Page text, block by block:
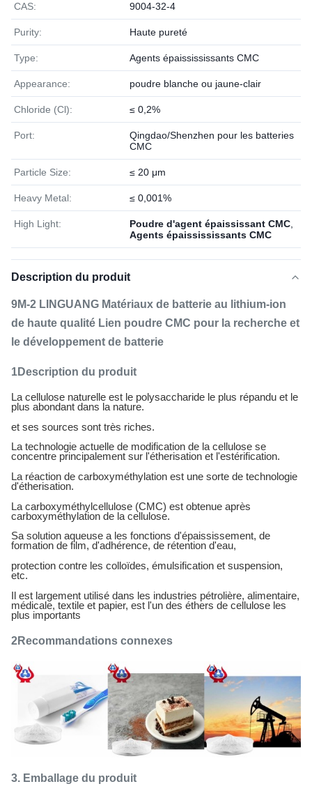
CAS: 9004-32-4
Purity: Haute pureté
Type: Agents épaissississants CMC
Appearance: poudre blanche ou jaune-clair
Chloride (Cl): ≤ 0,2%
Port:
Qingdao/Shenzhen pour les batteries
CMC
Particle Size: ≤ 20 μm
Heavy Metal: ≤ 0,001%
High Light: Poudre d'agent épaississant CMC
Agents épaissississants CMC
Description du produit
9M-2 LINGUANG Matériaux de batterie au lithium-ion
de haute qualité Lien poudre CMC pour la recherche et
le développement de batterie
1Description du produit
La cellulose naturelle est le polysaccharide le plus répandu et le
plus abondant dans la nature.
et ses sources sont très riches.
La technologie actuelle de modification de la cellulose se
concentre principalement sur l'étherisation et l'estérification.
La réaction de carboxyméthylation est une sorte de technologie
d'étherisation.
La carboxyméthylcellulose (CMC) est obtenue après
carboxyméthylation de la cellulose.
Sa solution aqueuse a les fonctions d'épaississement, de
formation de film, d'adhérence, de rétention d'eau,
protection contre les colloïdes, émulsification et suspension,
etc.
Il est largement utilisé dans les industries pétrolière, alimentaire,
médicale, textile et papier, est l'un des éthers de cellulose les
plus importants
2Recommandations connexes
3. Emballage du produit